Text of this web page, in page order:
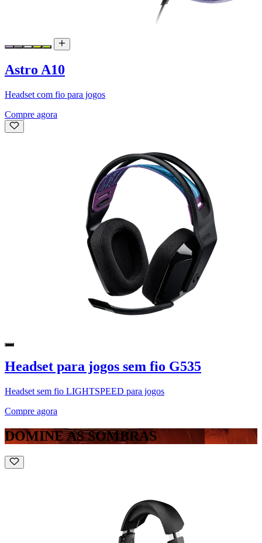
Astro A10
Headset com fio para jogos
Compre agora
Headset para jogos sem fio G535
Headset sem fio LIGHTSPEED para jogos
Compre agora
DOMINE AS SOMBRAS